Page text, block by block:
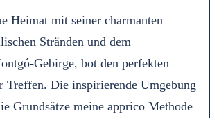
Heimat mit seiner charmanten
Stränden und dem
Gebirge, bot den perfekten
Treffen. Die inspirierende Umgebung
Grundsätze meine apprico Methode